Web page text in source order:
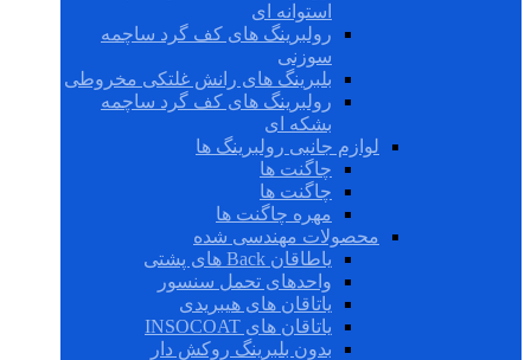
استوانه ای
رولبرینگ های کف گرد ساچمه
سوزنی
بلبرینگ های رانش غلتکی مخروطی
رولبرینگ های کف گرد ساچمه
بشکه ای
لوازم جانبی رولبرینگ ها
چاگنت ها
چاگنت ها
مهره چاگنت ها
محصولات مهندسی شده
یاطاقان Back های پشتی
واحدهای تحمل سنسور
یاتاقان های هیبریدی
یاتاقان های INSOCOAT
بدون بلبرینگ روکش دار